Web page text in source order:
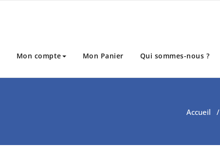
Mon compte Mon Panier Qui sommes-nous ?
Accueil /